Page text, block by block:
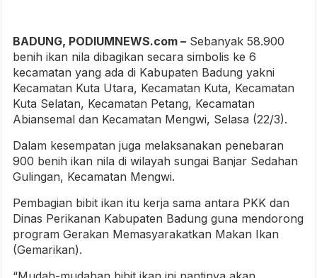
BADUNG, PODIUMNEWS.com – Sebanyak 58.900
benih ikan nila dibagikan secara simbolis ke 6
kecamatan yang ada di Kabupaten Badung yakni
Kecamatan Kuta Utara, Kecamatan Kuta, Kecamatan
Kuta Selatan, Kecamatan Petang, Kecamatan
Abiansemal dan Kecamatan Mengwi, Selasa (22/3).
Dalam kesempatan juga melaksanakan penebaran
900 benih ikan nila di wilayah sungai Banjar Sedahan
Gulingan, Kecamatan Mengwi.
Pembagian bibit ikan itu kerja sama antara PKK dan
Dinas Perikanan Kabupaten Badung guna mendorong
program Gerakan Memasyarakatkan Makan Ikan
(Gemarikan).